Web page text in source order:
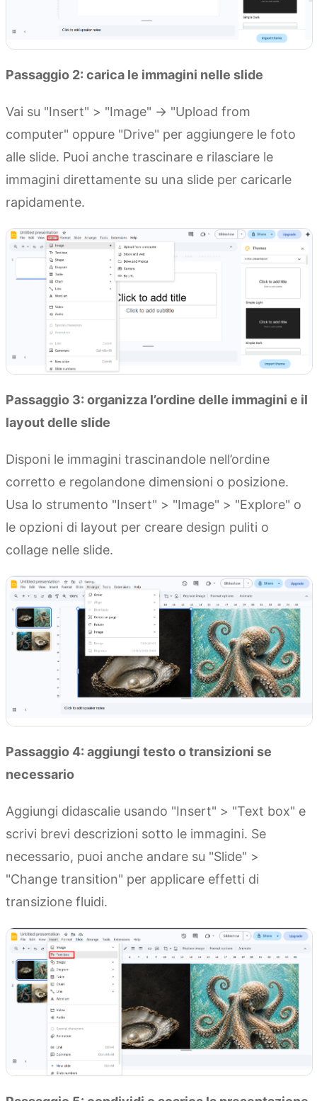
Passaggio 2: carica le immagini nelle slide
Vai su "Insert" > "Image" → "Upload from
computer" oppure "Drive" per aggiungere le foto
alle slide. Puoi anche trascinare e rilasciare le
immagini direttamente su una slide per caricarle
rapidamente.
Passaggio 3: organizza l’ordine delle immagini e il
layout delle slide
Disponi le immagini trascinandole nell’ordine
corretto e regolandone dimensioni o posizione.
Usa lo strumento "Insert" > "Image" > "Explore" o
le opzioni di layout per creare design puliti o
collage nelle slide.
Passaggio 4: aggiungi testo o transizioni se
necessario
Aggiungi didascalie usando "Insert" > "Text box" e
scrivi brevi descrizioni sotto le immagini. Se
necessario, puoi anche andare su "Slide" >
"Change transition" per applicare effetti di
transizione fluidi.